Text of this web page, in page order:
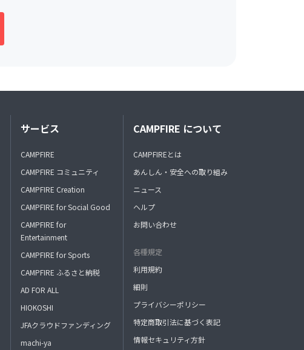
サービス
CAMPFIRE
CAMPFIRE コミュニティ
CAMPFIRE Creation
CAMPFIRE for Social Good
CAMPFIRE for
Entertainment
CAMPFIRE for Sports
CAMPFIRE ふるさと納税
AD FOR ALL
HIOKOSHI
JFAクラウドファンディング
machi-ya
CAMPFIRE について
CAMPFIREとは
あんしん・安全への取り組み
ニュース
ヘルプ
お問い合わせ
各種規定
利用規約
細則
プライバシーポリシー
特定商取引法に基づく表記
情報セキュリティ方針